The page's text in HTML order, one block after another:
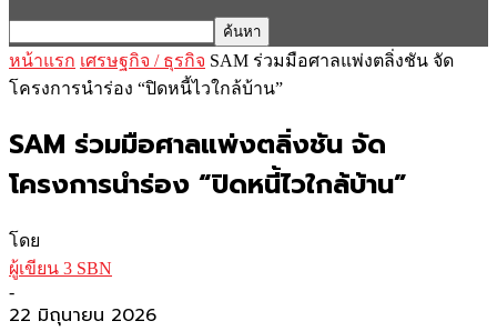
หน้าแรก เศรษฐกิจ / ธุรกิจ SAM ร่วมมือศาลแพ่งตลิ่งชัน จัด
โครงการนำร่อง “ปิดหนี้ไวใกล้บ้าน”
SAM ร่วมมือศาลแพ่งตลิ่งชัน จัด
โครงการนำร่อง “ปิดหนี้ไวใกล้บ้าน”
โดย
ผู้เขียน 3 SBN
-
22 มิถุนายน 2026